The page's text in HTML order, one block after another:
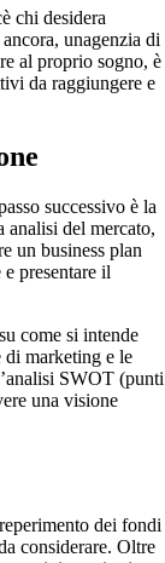
chi desidera
unagenzia di
al proprio sogno, è
da raggiungere e
successivo è la
analisi del mercato,
un business plan
presentare il
come si intende
di marketing e le
SWOT (punti
una visione
dei fondi
considerare. Oltre